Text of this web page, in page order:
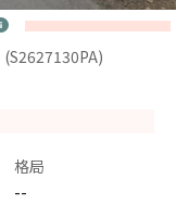
(S2627130PA)
格局
--